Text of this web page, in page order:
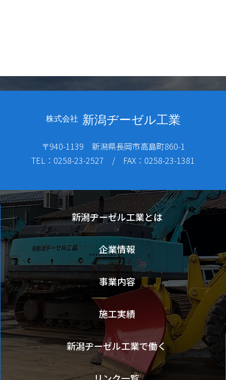
株式会社 新潟ヂーゼル工業
〒940-1139 新潟県長岡市高島町860-1
TEL：0258-23-2527 / FAX：0258-23-1381
新潟ヂーゼル工業とは
企業情報
事業内容
施工実績
新潟ヂーゼル工業で働く